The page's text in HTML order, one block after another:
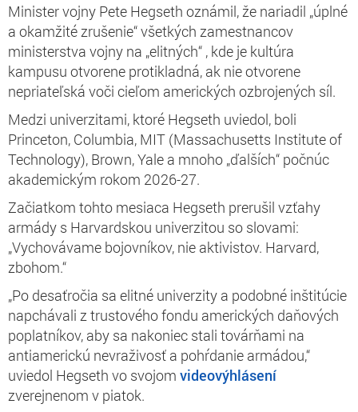
Minister vojny Pete Hegseth oznámil, že nariadil „úplné
a okamžité zrušenie“ všetkých zamestnancov
ministerstva vojny na „elitných“ , kde je kultúra
kampusu otvorene protikladná, ak nie otvorene
nepriateľská voči cieľom amerických ozbrojených síl.
Medzi univerzitami, ktoré Hegseth uviedol, boli
Princeton, Columbia, MIT (Massachusetts Institute of
Technology), Brown, Yale a mnoho „ďalších“ počnúc
akademickým rokom 2026-27.
Začiatkom tohto mesiaca Hegseth prerušil vzťahy
armády s Harvardskou univerzitou so slovami:
„Vychovávame bojovníkov, nie aktivistov. Harvard,
zbohom.“
„Po desaťročia sa elitné univerzity a podobné inštitúcie
napchávali z trustového fondu amerických daňových
poplatníkov, aby sa nakoniec stali továrňami na
antiamerickú nevraživosť a pohŕdanie armádou,“
uviedol Hegseth vo svojom videovýhlásení
zverejnenom v piatok.